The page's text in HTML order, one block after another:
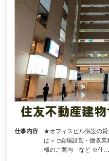
仕事内容
★オフィスビル併設の
は＞ □会場設営・撤収
様のご案内 など ※仕…